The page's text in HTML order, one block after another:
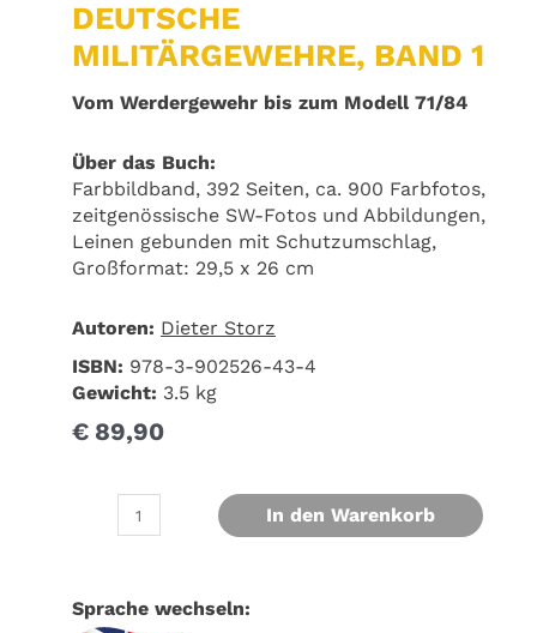
DEUTSCHE
MILITÄRGEWEHRE, BAND 1
Vom Werdergewehr bis zum Modell 71/84
Über das Buch:
Farbbildband, 392 Seiten, ca. 900 Farbfotos,
zeitgenössische SW-Fotos und Abbildungen,
Leinen gebunden mit Schutzumschlag,
Großformat: 29,5 x 26 cm
Autoren: Dieter Storz
ISBN: 978-3-902526-43-4
Gewicht: 3.5 kg
€ 89,90
In den Warenkorb
Sprache wechseln: